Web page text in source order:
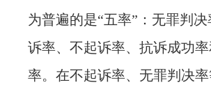
为普遍的是“五率”：无罪判
诉率、不起诉率、抗诉成功
率。在不起诉率、无罪判决